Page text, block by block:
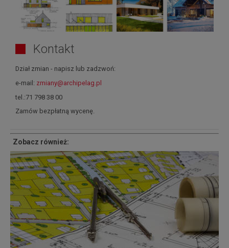
Kontakt
Dział zmian - napisz lub zadzwoń:
e-mail: zmiany@archipelag.pl
tel.:71 798 38 00
Zamów bezpłatną wycenę.
Zobacz również: